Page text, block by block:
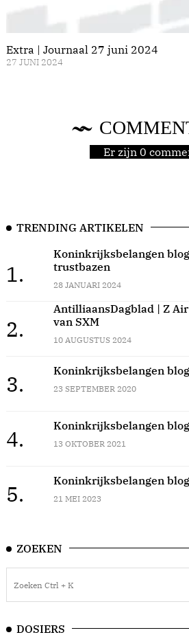
Extra | Journaal 27 juni 2024
27 JUNI 2024
Er zijn 0
TRENDING ARTIKELEN
1.
Koninkrijksbelangen
trustbazen
28 JANUARI 2024
2.
AntilliaansDagblad | Z
van SXM
10 AUGUSTUS 2024
3.
Koninkrijksbelangen
23 SEPTEMBER 2020
4.
Koninkrijksbelangen
13 OKTOBER 2021
5.
Koninkrijksbelangen
21 MEI 2023
ZOEKEN
DOSIERS